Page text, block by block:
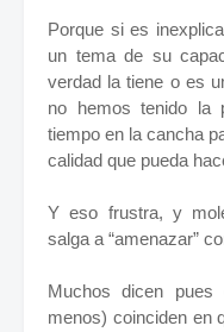
Porque si es
un tema de su
verdad la tiene o es
no hemos tenido la
tiempo en la cancha
calidad que pueda
Y eso frustra, y
salga a “amenazar”
Muchos dicen
menos) coinciden en